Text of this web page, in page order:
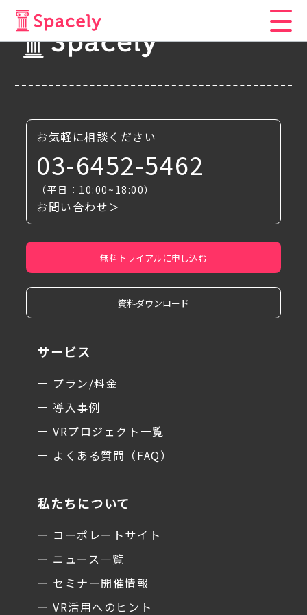
お気軽に相談ください
03-6452-5462
（平日：10:00~18:00）
お問い合わせ＞
無料トライアルに申し込む
資料ダウンロード
サービス
ー プラン/料金
ー 導入事例
ー VRプロジェクト一覧
ー よくある質問（FAQ）
私たちについて
ー コーポレートサイト
ー ニュース一覧
ー セミナー開催情報
ー VR活用へのヒント